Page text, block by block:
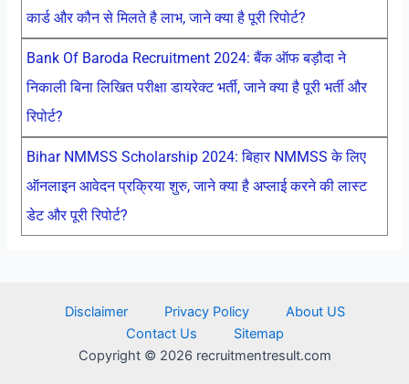
कार्ड और कौन से मिलते है लाभ, जाने क्या है पूरी रिपोर्ट?
Bank Of Baroda Recruitment 2024: बैंक ऑफ बड़ौदा ने
निकाली बिना लिखित परीक्षा डायरेक्ट भर्ती, जाने क्या है पूरी भर्ती और
रिपोर्ट?
Bihar NMMSS Scholarship 2024: बिहार NMMSS के लिए
ऑनलाइन आवेदन प्रक्रिया शुरु, जाने क्या है अप्लाई करने की लास्ट
डेट और पूरी रिपोर्ट?
Disclaimer Privacy Policy
About US
Contact Us
Sitemap
Copyright © 2026 recruitmentresult.com